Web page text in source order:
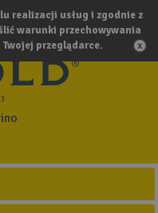
realizacji usług i zgodnie z
warunki przechowywania
przeglądarce.